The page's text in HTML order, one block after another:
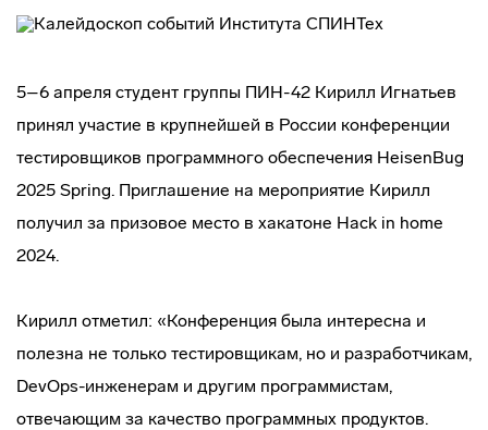
5–6 апреля студент группы ПИН-42 Кирилл Игнатьев
принял участие в крупнейшей в России конференции
тестировщиков программного обеспечения HeisenBug
2025 Spring. Приглашение на мероприятие Кирилл
получил за призовое место в хакатоне Hack in home
2024.
Кирилл отметил: «Конференция была интересна и
полезна не только тестировщикам, но и разработчикам,
DevOps-инженерам и другим программистам,
отвечающим за качество программных продуктов.